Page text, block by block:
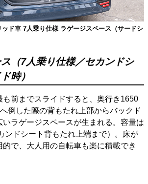
ド車 7人乗り仕様 ラゲージスペース（サードシ
（7人乗り仕様／セカンドシ
時）
も前までスライドすると、奥行き1650
倒した際の背もたれ上部からバックド
いラゲージスペースが生まれる。容量は
ンドシート背もたれ上端まで）。床が
で、大人用の自転車も楽に積載でき